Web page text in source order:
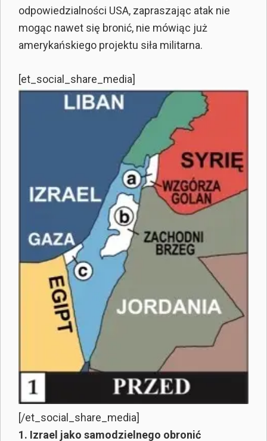
odpowiedzialności USA, zapraszając atak nie
mogąc nawet się bronić, nie mówiąc już
amerykańskiego projektu siła militarna.
[et_social_share_media]
[/et_social_share_media]
1. Izrael jako samodzielnego obronić